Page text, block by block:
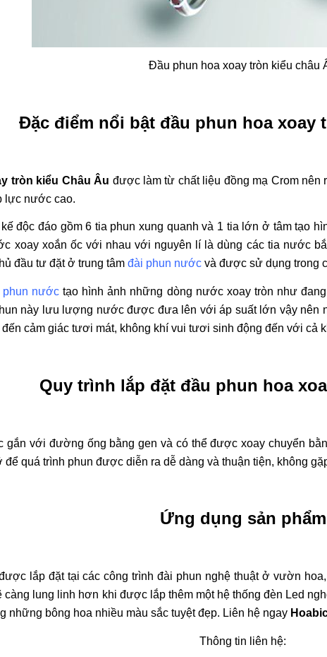
Đầu phun hoa xoay tròn kiểu châu
Đặc điểm nổi bật đầu phun hoa xoay
tròn kiểu Châu Âu được làm từ chất liệu đồng mạ Crom nên
lực nước cao.
độc đáo gồm 6 tia phun xung quanh và 1 tia lớn ở tâm tạo
xoay xoắn ốc với nhau với nguyên lí là dùng các tia nước
đầu tư đặt ở trung tâmđài phun nước và được sử dụng trong
phun nướctạo hình ảnh những dòng nước xoay tròn như
này lưu lượng nước được đưa lên với áp suất lớn vậy nên
cảm giác tươi mát, không khí vui tươi sinh động đến với cả
Quy trình lắp đặt đầu phun hoa
gắn với đường ống bằng gen và có thể được xoay chuyển
để quá trình phun được diễn ra dễ dàng và thuận tiện, không
Ứng dụng sản phẩm
lắp đặt tại các công trình đài phun nghệ thuật ở vườn
lung linh hơn khi được lắp thêm một hệ thống đèn Led
những bông hoa nhiều màu sắc tuyệt đẹp. Liên hệ ngay
Thông tin liên hệ: